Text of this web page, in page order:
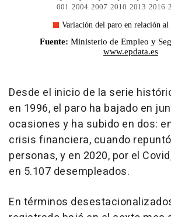
Desde el inicio de la serie
en 1996, el paro ha bajado en
ocasiones y ha subido en dos:
crisis financiera, cuando
personas, y en 2020, por el
en 5.107 desempleados.
En términos